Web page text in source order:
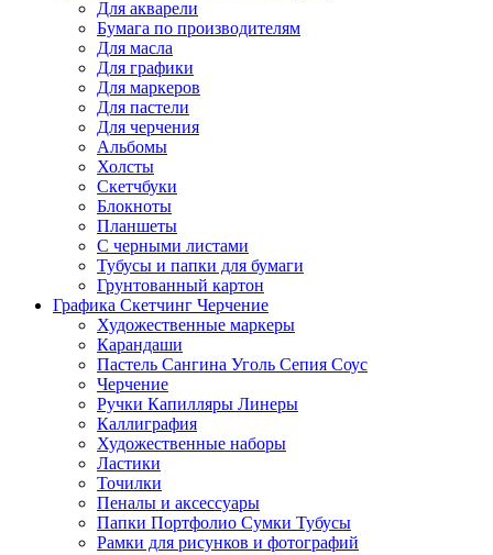
Для акварели
Бумага по производителям
Для масла
Для графики
Для маркеров
Для пастели
Для черчения
Альбомы
Холсты
Скетчбуки
Блокноты
Планшеты
С черными листами
Тубусы и папки для бумаги
Грунтованный картон
Графика Скетчинг Черчение
Художественные маркеры
Карандаши
Пастель Сангина Уголь Сепия Соус
Черчение
Ручки Капилляры Линеры
Каллиграфия
Художественные наборы
Ластики
Точилки
Пеналы и аксессуары
Папки Портфолио Сумки Тубусы
Рамки для рисунков и фотографий